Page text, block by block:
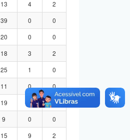
13 4
2
39 0
0
20 0
0
18 3
2
25 1
0
11 0
0
19 0
0
9 0
0
15 9
2